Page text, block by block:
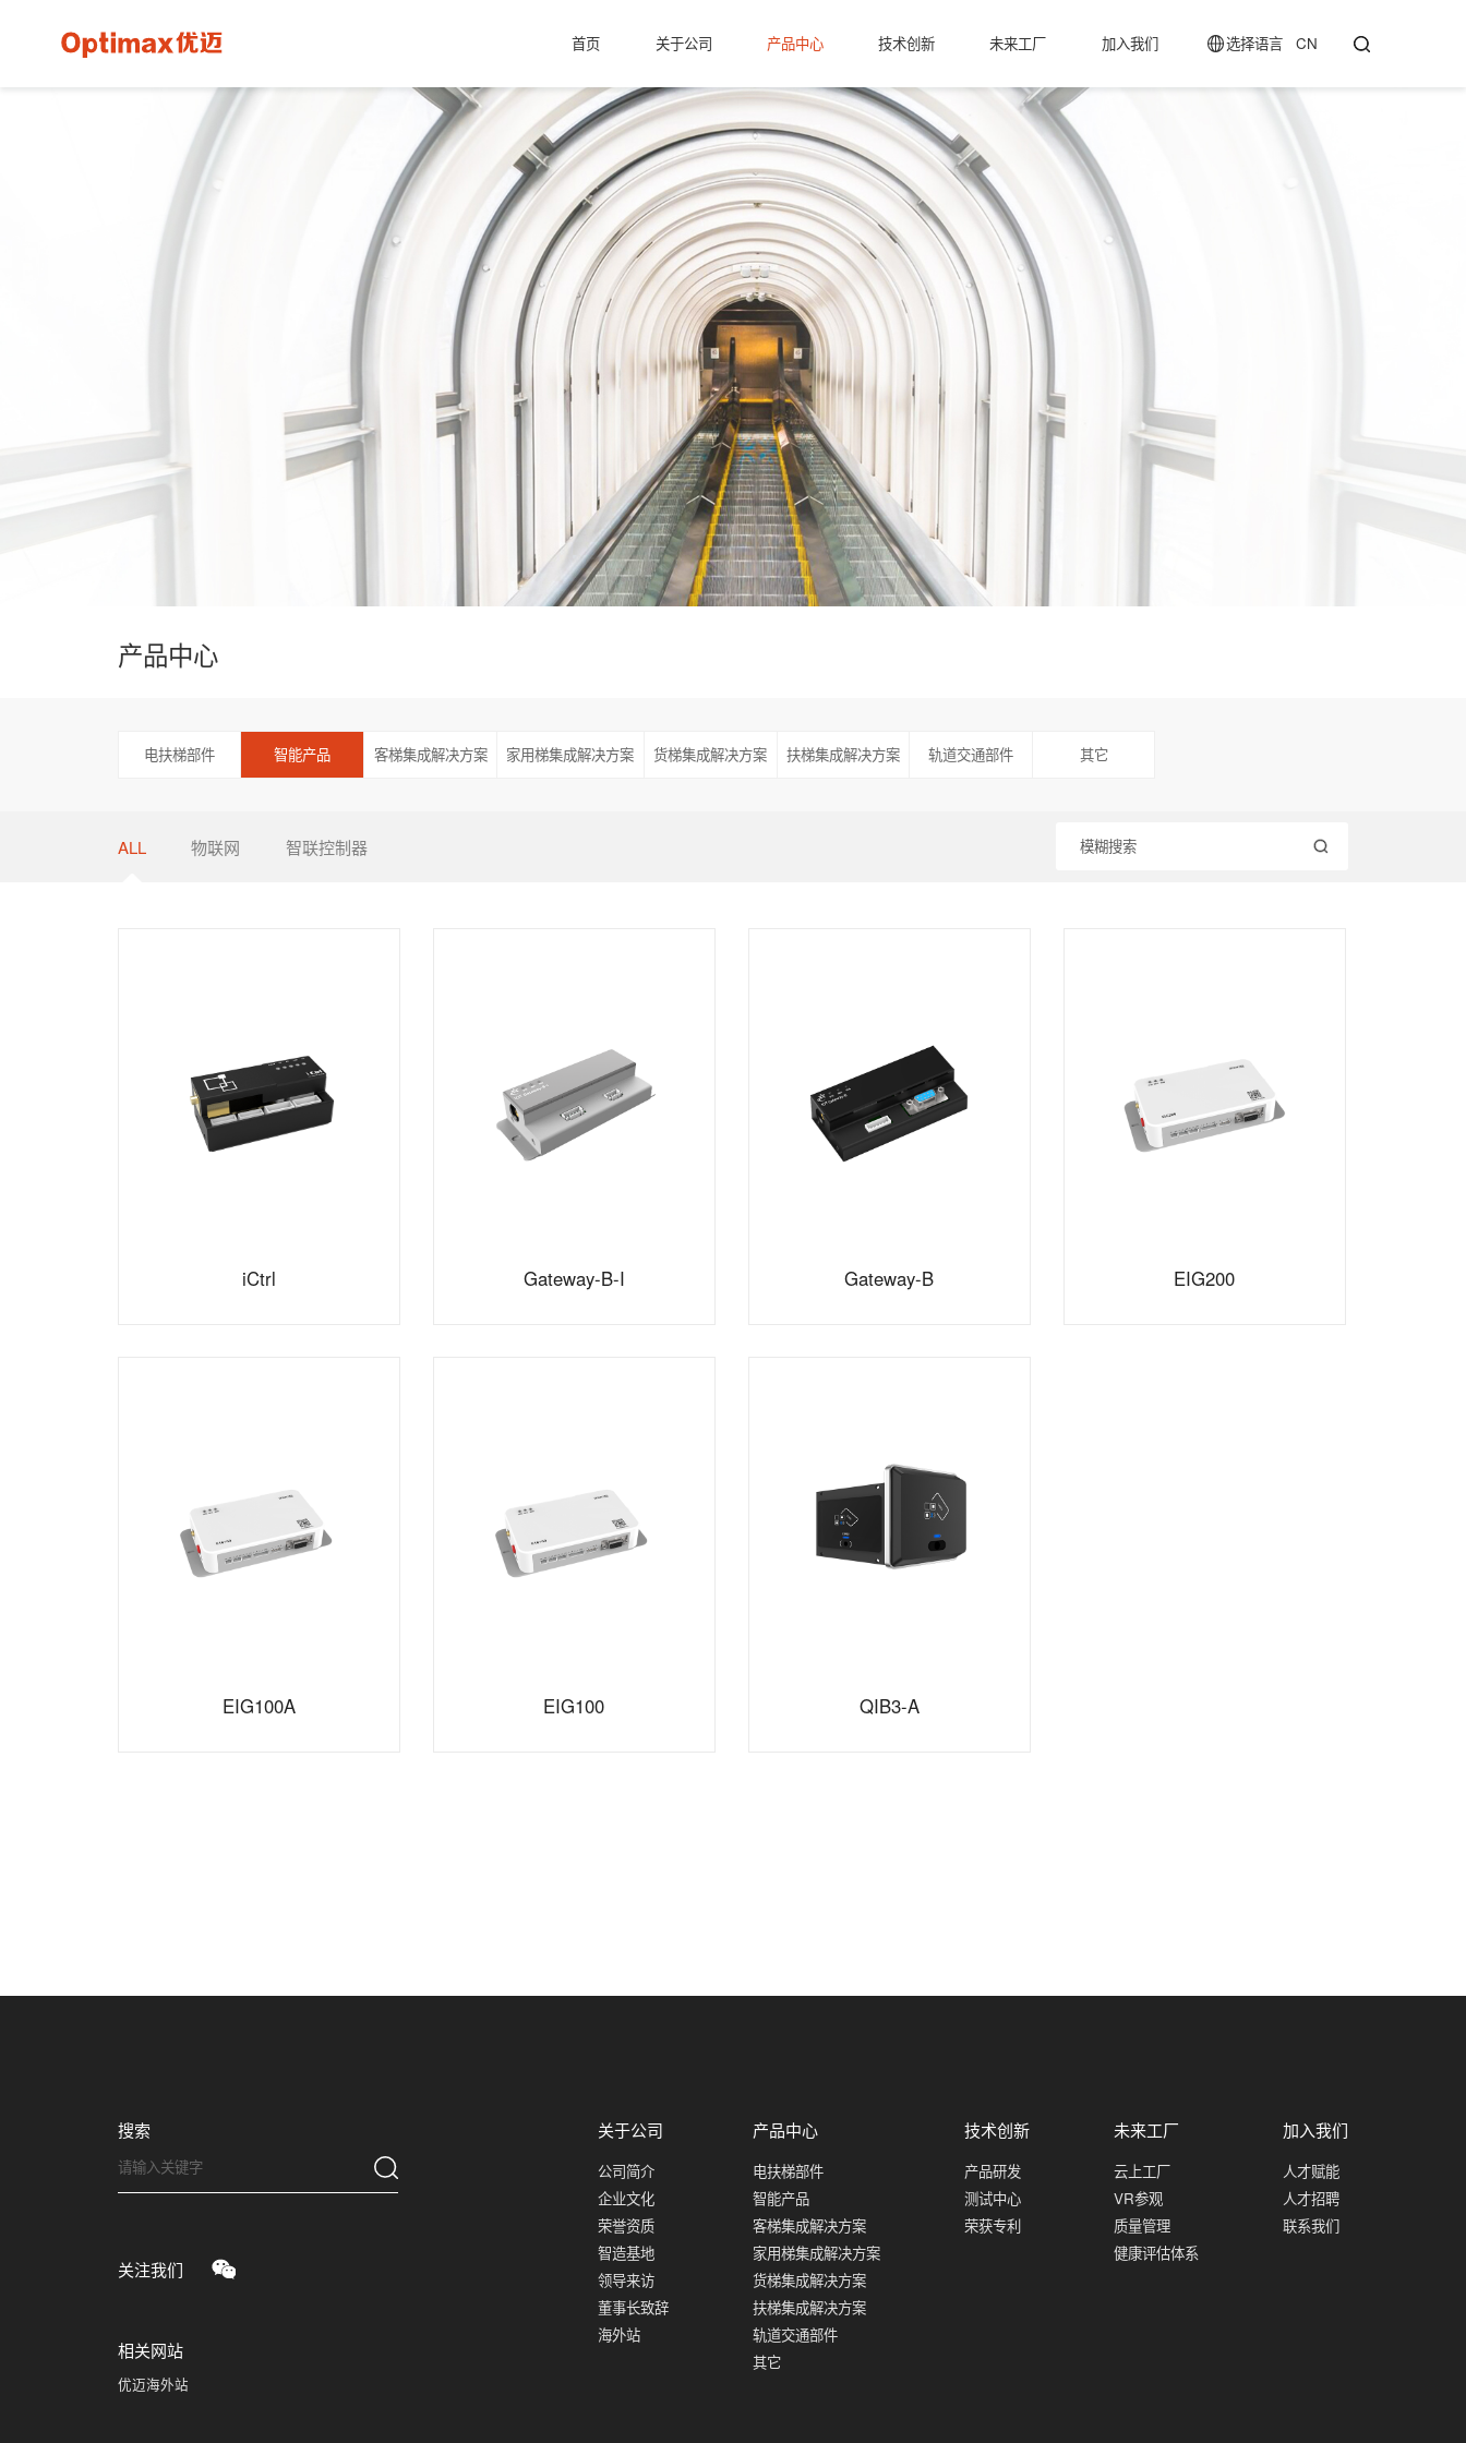
首页 关于公司 产品中心 技术创新 未来工厂 加入我们 选择语言CN
产品中心
电扶梯部件 智能产品 客梯集成解决方案 家用梯集成解决方案 货梯集成解决方案 扶梯集成解决方案 轨道交通部件 其它
ALL 物联网 智联控制器
iCtrl Gateway-B-I Gateway-B EIG200
EIG100A EIG100 QIB3-A
搜索
关注我们
相关网站
优迈海外站
关于公司
公司简介
企业文化
荣誉资质
智造基地
领导来访
董事长致辞
海外站
产品中心
电扶梯部件
智能产品
客梯集成解决方案
家用梯集成解决方案
货梯集成解决方案
扶梯集成解决方案
轨道交通部件
其它
技术创新
产品研发
测试中心
荣获专利
未来工厂
云上工厂
VR参观
质量管理
健康评估体系
加入我们
人才赋能
人才招聘
联系我们